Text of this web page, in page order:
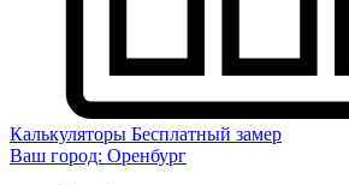
Калькуляторы Бесплатный замер
Ваш город: Оренбург